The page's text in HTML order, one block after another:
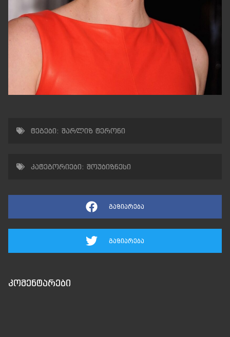
ტეგები: შარლიზ ტერონი
კატეგორიები: შოუბიზნესი
გაზიარება
გაზიარება
კომენტარები